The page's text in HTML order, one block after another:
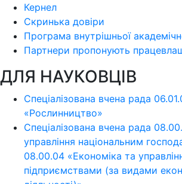
Кернел
Скринька довіри
Програма внутрішньої
Партнери пропонують
ДЛЯ НАУКОВЦІВ
Спеціалізована вчена рада
«Рослинництво»
Спеціалізована вчена рада
управління національним
08.00.04 «Економіка та
підприємствами (за видами